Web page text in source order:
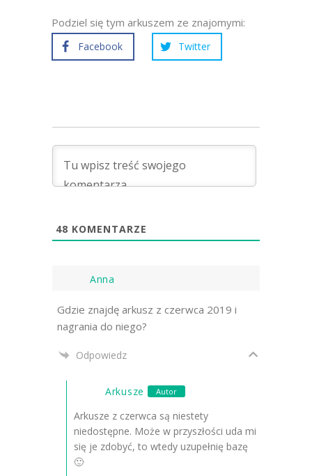
Podziel się tym arkuszem ze znajomymi:
Facebook Twitter
48 KOMENTARZE
Anna
Gdzie znajdę arkusz z czerwca 2019 i
nagrania do niego?
Odpowiedz
Arkusze Autor
Arkusze z czerwca są niestety
niedostępne. Może w przyszłości uda mi
się je zdobyć, to wtedy uzupełnię bazę
🙂